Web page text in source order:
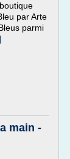
par Arte
parmi
main -